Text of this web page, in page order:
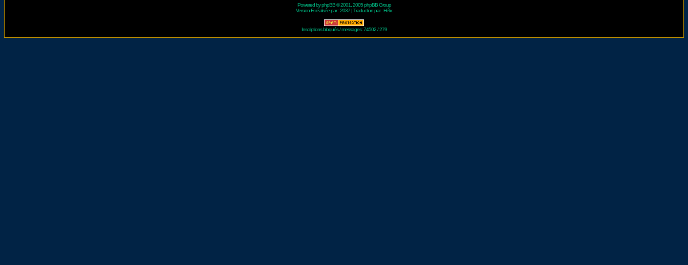
Powered byphpBB© 2001, 2005 phpBB Group
Version Fr réalisée par :2037 | Traduction par :Hélix
Inscriptions bloqués / messages: 74502 / 279